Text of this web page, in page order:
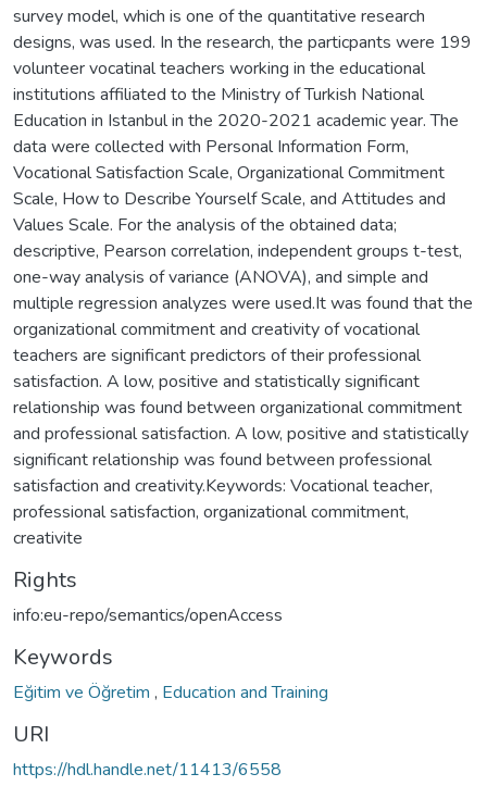
survey model, which is one of the quantitative research
designs, was used. In the research, the particpants were 199
volunteer vocatinal teachers working in the educational
institutions affiliated to the Ministry of Turkish National
Education in Istanbul in the 2020-2021 academic year. The
data were collected with Personal Information Form,
Vocational Satisfaction Scale, Organizational Commitment
Scale, How to Describe Yourself Scale, and Attitudes and
Values Scale. For the analysis of the obtained data;
descriptive, Pearson correlation, independent groups t-test,
one-way analysis of variance (ANOVA), and simple and
multiple regression analyzes were used.It was found that the
organizational commitment and creativity of vocational
teachers are significant predictors of their professional
satisfaction. A low, positive and statistically significant
relationship was found between organizational commitment
and professional satisfaction. A low, positive and statistically
significant relationship was found between professional
satisfaction and creativity.Keywords: Vocational teacher,
professional satisfaction, organizational commitment,
creativite
Rights
info:eu-repo/semantics/openAccess
Keywords
Eğitim ve Öğretim , Education and Training
URI
https://hdl.handle.net/11413/6558